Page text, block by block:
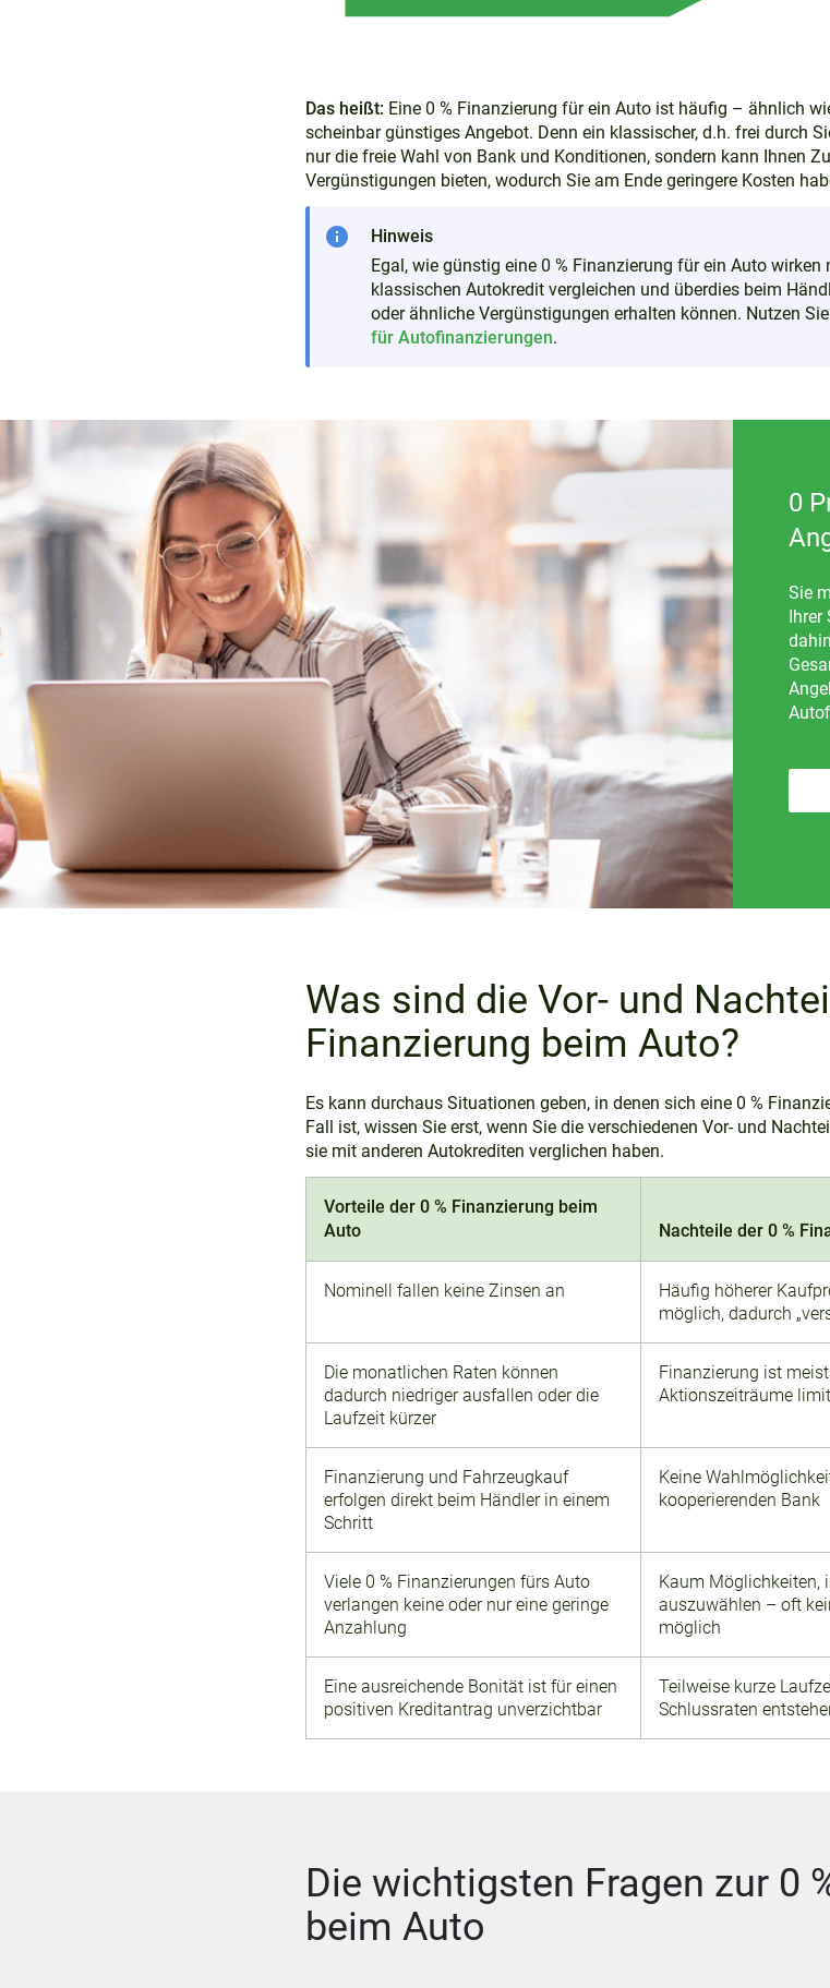
Das heißt: Eine 0 % Finanzierung für ein Auto ist häufig – ähnlich
scheinbar günstiges Angebot. Denn ein klassischer, d.h. frei durch
nur die freie Wahl von Bank und Konditionen, sondern kann Ihnen
Vergünstigungen bieten, wodurch Sie am Ende geringere Kosten
info
Hinweis
Egal, wie günstig eine 0 % Finanzierung für ein Auto
klassischen Autokredit vergleichen und überdies beim
oder ähnliche Vergünstigungen erhalten können. Nutzen
für Autofinanzierungen.
0
Sie
Ihrer
Was sind die Vor- und
Finanzierung beim Auto?
Es kann durchaus Situationen geben, in denen sich eine 0 %
Fall ist, wissen Sie erst, wenn Sie die verschiedenen Vor- und
sie mit anderen Autokrediten verglichen haben.
Vorteile der 0 % Finanzierung beim
Auto
Nachteile der 0 %
Nominell fallen keine Zinsen an
Häufig höherer
möglich, dadurch
Die monatlichen Raten können
dadurch niedriger ausfallen oder die
Laufzeit kürzer
Finanzierung ist
Aktionszeiträume
Finanzierung und Fahrzeugkauf
erfolgen direkt beim Händler in einem
Schritt
Keine
kooperierenden Bank
Viele 0 % Finanzierungen fürs Auto
verlangen keine oder nur eine geringe
Anzahlung
Kaum Möglichkeiten,
auszuwählen – oft
möglich
Eine ausreichende Bonität ist für einen
positiven Kreditantrag unverzichtbar
Teilweise kurze
Schlussraten
Die wichtigsten Fragen zur 0
beim Auto